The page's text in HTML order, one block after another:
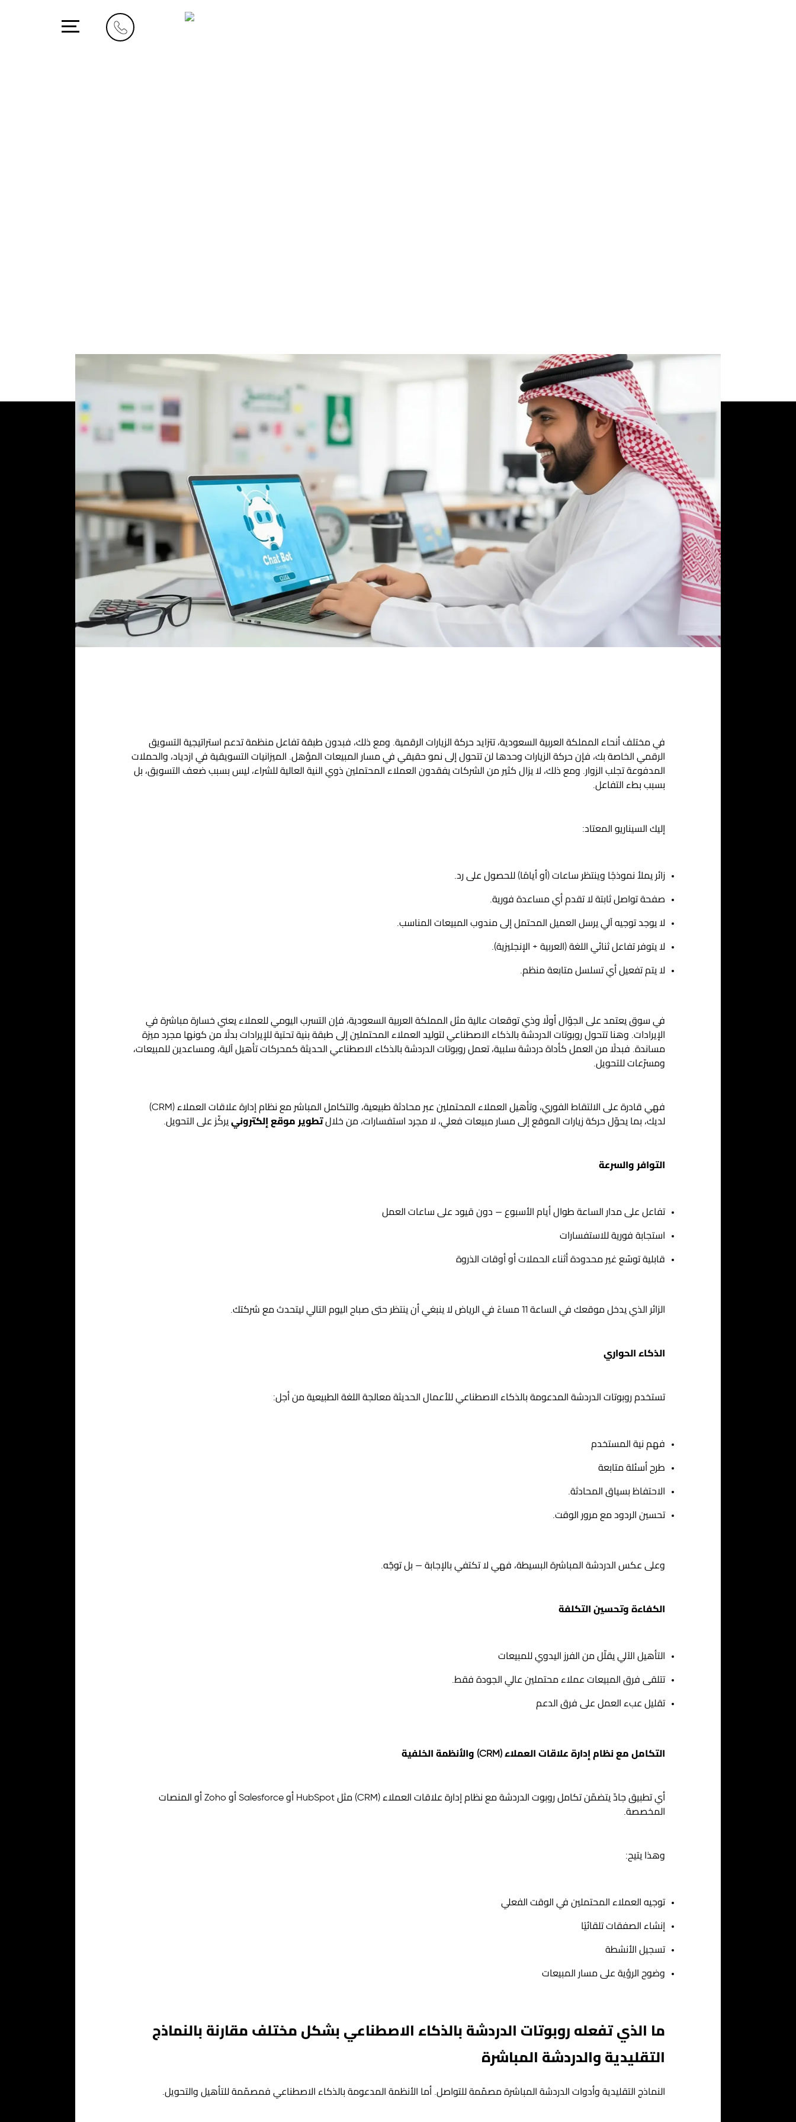
في مختلف أنحاء المملكة العربية السعودية، تتزايد حركة الزيارات الرقمية. ومع ذلك، فبدون طبقة تفاعل منظمة تدعم استراتيجية التسويق
الرقمي الخاصة بك، فإن حركة الزيارات وحدها لن تتحول إلى نمو حقيقي في مسار المبيعات المؤهل. الميزانيات التسويقية في ازدياد، والحملات
المدفوعة تجلب الزوار. ومع ذلك، لا يزال كثير من الشركات يفقدون العملاء المحتملين ذوي النية العالية للشراء، ليس بسبب ضعف التسويق، بل
بسبب بطء التفاعل.
إليك السيناريو المعتاد:
زائر يملأ نموذجًا وينتظر ساعات (أو أيامًا) للحصول على رد.
صفحة تواصل ثابتة لا تقدم أي مساعدة فورية.
لا يوجد توجيه آلي يرسل العميل المحتمل إلى مندوب المبيعات المناسب.
لا يتوفر تفاعل ثنائي اللغة (العربية + الإنجليزية).
لا يتم تفعيل أي تسلسل متابعة منظم.
في سوق يعتمد على الجوّال أولًا وذي توقعات عالية مثل المملكة العربية السعودية، فإن التسرب اليومي للعملاء يعني خسارة مباشرة في
الإيرادات. وهنا تتحول روبوتات الدردشة بالذكاء الاصطناعي لتوليد العملاء المحتملين إلى طبقة بنية تحتية للإيرادات بدلًا من كونها مجرد ميزة
مساندة. فبدلًا من العمل كأداة دردشة سلبية، تعمل روبوتات الدردشة بالذكاء الاصطناعي الحديثة كمحركات تأهيل آلية، ومساعدين للمبيعات،
ومسرّعات للتحويل.
فهي قادرة على الالتقاط الفوري، وتأهيل العملاء المحتملين عبر محادثة طبيعية، والتكامل المباشر مع نظام إدارة علاقات العملاء (CRM)
لديك، بما يحوّل حركة زيارات الموقع إلى مسار مبيعات فعلي، لا مجرد استفسارات، من خلالتطوير موقع إلكتروني يركّز على التحويل.
التوافر والسرعة
تفاعل على مدار الساعة طوال أيام الأسبوع — دون قيود على ساعات العمل
استجابة فورية للاستفسارات
قابلية توسّع غير محدودة أثناء الحملات أو أوقات الذروة
الزائر الذي يدخل موقعك في الساعة 11 مساءً في الرياض لا ينبغي أن ينتظر حتى صباح اليوم التالي ليتحدث مع شركتك.
الذكاء الحواري
تستخدم روبوتات الدردشة المدعومة بالذكاء الاصطناعي للأعمال الحديثة معالجة اللغة الطبيعية من أجل:
فهم نية المستخدم
طرح أسئلة متابعة
الاحتفاظ بسياق المحادثة.
تحسين الردود مع مرور الوقت.
وعلى عكس الدردشة المباشرة البسيطة، فهي لا تكتفي بالإجابة — بل توجّه.
الكفاءة وتحسين التكلفة
التأهيل الآلي يقلّل من الفرز اليدوي للمبيعات
تتلقى فرق المبيعات عملاء محتملين عالي الجودة فقط.
تقليل عبء العمل على فرق الدعم
التكامل مع نظام إدارة علاقات العملاء (CRM) والأنظمة الخلفية
أي تطبيق جادّ يتضمّنتكامل روبوت الدردشة مع نظام إدارة علاقات العملاء (CRM)
مثل HubSpot أو Salesforce أو Zoho أو المنصات
المخصصة.
وهذا يتيح:
توجيه العملاء المحتملين في الوقت الفعلي
إنشاء الصفقات تلقائيًا
تسجيل الأنشطة
وضوح الرؤية على مسار المبيعات
ما الذي تفعله روبوتات الدردشة بالذكاء الاصطناعي بشكل مختلف مقارنة بالنماذج
التقليدية والدردشة المباشرة
النماذج التقليدية وأدوات الدردشة المباشرة مصمّمة للتواصل. أما الأنظمة المدعومة بالذكاء الاصطناعي فمصمّمة للتأهيل والتحويل.